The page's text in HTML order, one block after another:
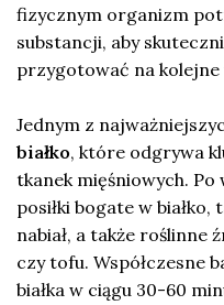
fizycznym organizm
substancji, aby
przygotować na kolejne
Jednym z
białko, które odgrywa
tkanek mięśniowych. Po
posiłki bogate w białko,
nabiał, a także roślinne
czy tofu. Współczesne
białka w ciągu 30-60